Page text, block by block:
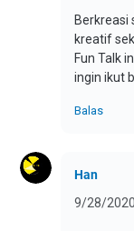
Berkreasi
kreatif
Fun Talk
ingin ikut
Balas
Han
9/28/